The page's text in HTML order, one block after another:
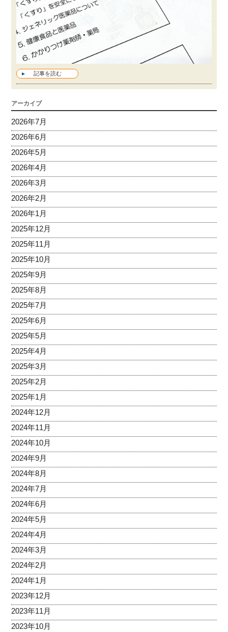
記事を読む
アーカイブ
2026年7月
2026年6月
2026年5月
2026年4月
2026年3月
2026年2月
2026年1月
2025年12月
2025年11月
2025年10月
2025年9月
2025年8月
2025年7月
2025年6月
2025年5月
2025年4月
2025年3月
2025年2月
2025年1月
2024年12月
2024年11月
2024年10月
2024年9月
2024年8月
2024年7月
2024年6月
2024年5月
2024年4月
2024年3月
2024年2月
2024年1月
2023年12月
2023年11月
2023年10月